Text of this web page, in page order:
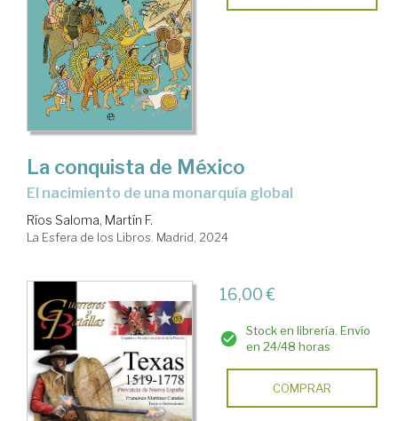
La conquista de México
El nacimiento de una monarquía global
Ríos Saloma, Martín F.
La Esfera de los Libros. Madrid, 2024
16,00 €
Stock en librería. Envío
en 24/48 horas
COMPRAR